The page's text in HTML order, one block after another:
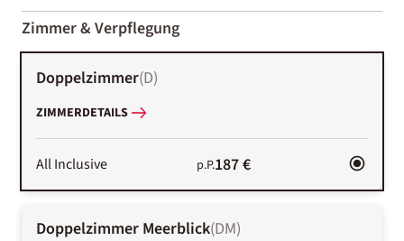
01-02
Zimmer & Verpflegung
Doppelzimmer(D)
ZIMMERDETAILS
All Inclusive p.P.187 €
Doppelzimmer Meerblick(DM)